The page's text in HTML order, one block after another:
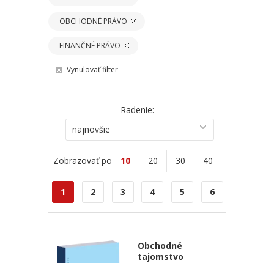
OBCHODNÉ PRÁVO
FINANČNÉ PRÁVO
Vynulovať filter
Radenie:
najnovšie
Zobrazovať po 10 20 30 40
1 2 3 4 5 6
Obchodné
tajomstvo